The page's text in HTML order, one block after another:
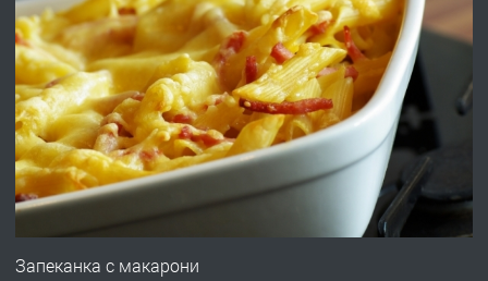
преди 1 година
ПРЕДЛАГА Работа за общи работници
преди 1 година
ПРЕДЛАГА
Първи поход "По стъпките на Ангел
Запеканка с макарони